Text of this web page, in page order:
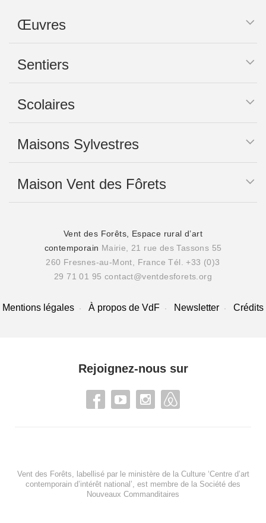
Œuvres
Sentiers
Scolaires
Maisons Sylvestres
Maison Vent des Fôrets
Vent des Forêts, Espace rural d’art
contemporain Mairie, 21 rue des Tassons 55
260 Fresnes-au-Mont, France Tél. +33 (0)3
29 71 01 95 contact@ventdesforets.org
Mentions légales À propos de VdF Newsletter Crédits
Rejoignez-nous sur
Vent des Forêts, labellisé par le ministère de la Culture ‘Centre d’art
contemporain d’intérêt national’, est membre de la Société des
Nouveaux Commanditaires